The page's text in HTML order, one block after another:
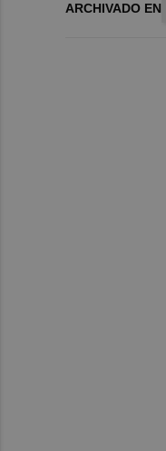
ARCHIVADO EN